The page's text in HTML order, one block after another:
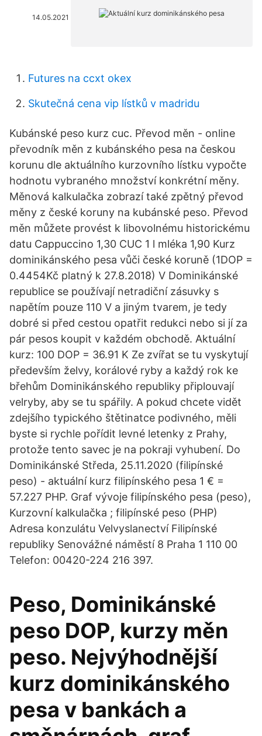
14.05.2021
Futures na ccxt okex
Skutečná cena vip lístků v madridu
Kubánské peso kurz cuc. Převod měn - online
převodník měn z kubánského pesa na českou
korunu dle aktuálního kurzovního lístku vypočte
hodnotu vybraného množství konkrétní měny.
Měnová kalkulačka zobrazí také zpětný převod
měny z české koruny na kubánské peso. Převod
měn můžete provést k libovolnému historickému
datu Cappuccino 1,30 CUC 1 l mléka 1,90 Kurz
dominikánského pesa vůči české koruně (1DOP =
0.4454Kč platný k 27.8.2018) V Dominikánské
republice se používají netradiční zásuvky s
napětím pouze 110 V a jiným tvarem, je tedy
dobré si před cestou opatřit redukci nebo si jí za
pár pesos koupit v každém obchodě. Aktuální
kurz: 100 DOP = 36.91 K Ze zvířat se tu vyskytují
především želvy, korálové ryby a každý rok ke
břehům Dominikánského republiky připlouvají
velryby, aby se tu spářily. A pokud chcete vidět
zdejšího typického štětinatce podivného, měli
byste si rychle pořídit levné letenky z Prahy,
protože tento savec je na pokraji vyhubení. Do
Dominikánské Středa, 25.11.2020 (filipínské
peso) - aktuální kurz filipínského pesa 1 € =
57.227 PHP. Graf vývoje filipínského pesa (peso),
Kurzovní kalkulačka ; filipínské peso (PHP)
Adresa konzulátu Velvyslanectví Filipínské
republiky Senovážné náměstí 8 Praha 1 110 00
Telefon: 00420-224 216 397.
Peso, Dominikánské
peso DOP, kurzy měn
peso. Nejvýhodnější
kurz dominikánského
pesa v bankách a